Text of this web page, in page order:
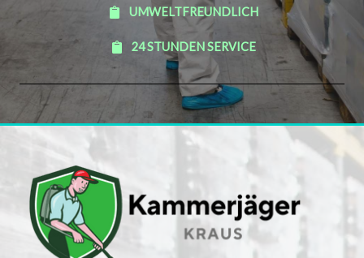
UMWELTFREUNDLICH
24 STUNDEN SERVICE